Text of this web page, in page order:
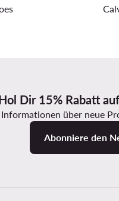
Dir 15% Rabatt
über neue
Abonniere den